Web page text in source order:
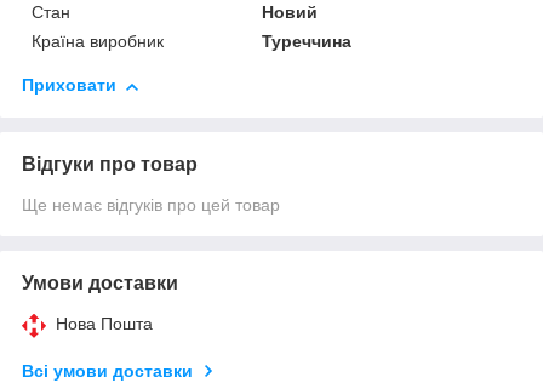
Стан
Новий
Країна виробник
Туреччина
Приховати
Відгуки про товар
Ще немає відгуків про цей товар
Умови доставки
Нова Пошта
Всі умови доставки